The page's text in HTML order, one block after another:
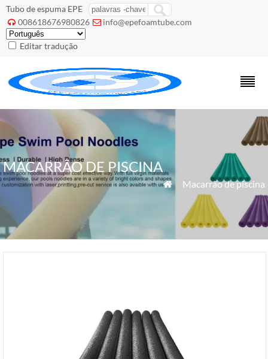
Tubo de espuma EPE
 008618676980826  info@epefoamtube.com
Editar tradução
MACARRÃO DE PISCINA
 » Macarrão de piscina